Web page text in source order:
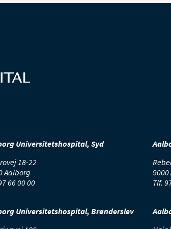
dage efter operationen skal du spise flydende
14 dage skal du spise blød kost. Indtil den
skal have ro til at lukke sig, så helingen kan
fysisk anstrengelse og sports-aktiviteter, som
ryge
Universitetshospital, Syd
18-22
Aalborg
66 00 00
9000
Tlf.
Universitetshospital, Brønderslev